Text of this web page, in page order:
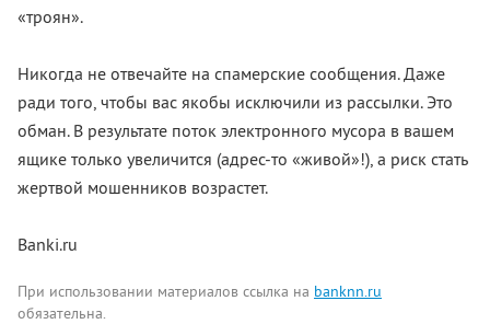
«троян».
Никогда не отвечайте на спамерские сообщения. Даже
ради того, чтобы вас якобы исключили из рассылки. Это
обман. В результате поток электронного мусора в вашем
ящике только увеличится (адрес-то «живой»!), а риск стать
жертвой мошенников возрастет.
Banki.ru
При использовании материалов ссылка на banknn.ru
обязательна.